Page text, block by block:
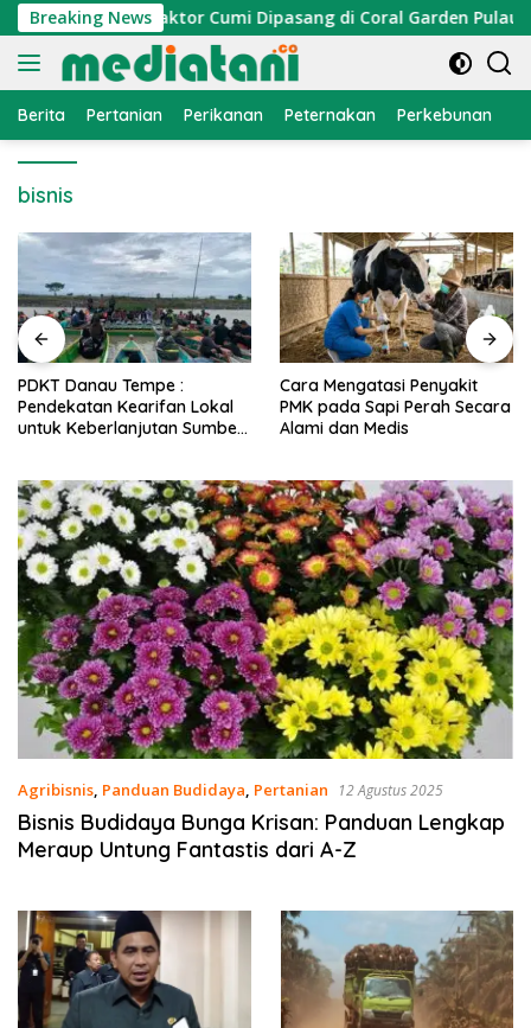
Langsung
ke
konten
Breaking News
Atraktor Cumi Dipasang di Coral Garden Pulau
Berita Pertanian Perikanan Peternakan Perkebunan
bisnis
PDKT Danau Tempe :
Pendekatan Kearifan Lokal
untuk Keberlanjutan Sumber
Cara Mengatasi Penyakit
PMK pada Sapi Perah Secara
Alami dan Medis
Agribisnis, Panduan Budidaya, Pertanian 12 Agustus 2025
Bisnis Budidaya Bunga Krisan: Panduan Lengkap
Meraup Untung Fantastis dari A-Z